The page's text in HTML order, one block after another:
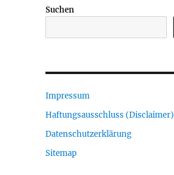
Suchen
Impressum
Haftungsausschluss (Disclaimer)
Datenschutzerklärung
Sitemap